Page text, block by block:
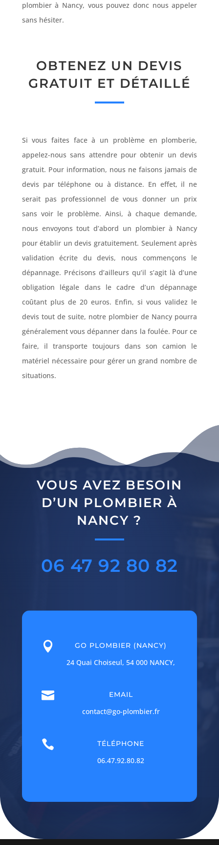
plombier à Nancy, vous pouvez donc nous appeler
sans hésiter.
OBTENEZ UN DEVIS
GRATUIT ET DÉTAILLÉ
Si vous faites face à un problème en plomberie,
appelez-nous sans attendre pour obtenir un devis
gratuit. Pour information, nous ne faisons jamais de
devis par téléphone ou à distance. En effet, il ne
serait pas professionnel de vous donner un prix
sans voir le problème. Ainsi, à chaque demande,
nous envoyons tout d’abord un plombier à Nancy
pour établir un devis gratuitement. Seulement après
validation écrite du devis, nous commençons le
dépannage. Précisons d’ailleurs qu’il s’agit là d’une
obligation légale dans le cadre d’un dépannage
coûtant plus de 20 euros. Enfin, si vous validez le
devis tout de suite, notre plombier de Nancy pourra
généralement vous dépanner dans la foulée. Pour ce
faire, il transporte toujours dans son camion le
matériel nécessaire pour gérer un grand nombre de
situations.
GET STARTED
VOUS AVEZ BESOIN
D’UN PLOMBIER À
NANCY ?
06 47 92 80 82
 GO PLOMBIER (NANCY)
24 Quai Choiseul, 54 000 NANCY,
 EMAIL
contact@go-plombier.fr
 TÉLÉPHONE
06.47.92.80.82